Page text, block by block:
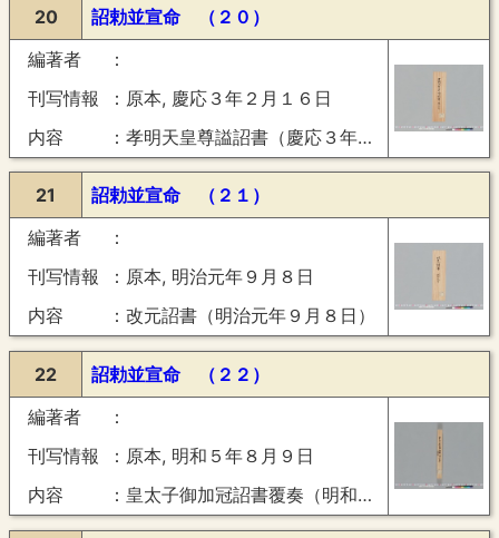
20
詔勅並宣命 （２０）
編著者
刊写情報
原本, 慶応３年２月１６日
内容
孝明天皇尊謚詔書（慶応３年２月１６日）
21
詔勅並宣命 （２１）
編著者
刊写情報
原本, 明治元年９月８日
内容
改元詔書（明治元年９月８日）
22
詔勅並宣命 （２２）
編著者
刊写情報
原本, 明和５年８月９日
内容
皇太子御加冠詔書覆奏（明和５年８月９日）